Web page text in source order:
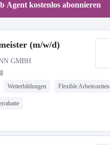
Agent kostenlos abonnieren
(m/w/d)
GMBH
Weiterbildungen Flexible Arbeitszeiten